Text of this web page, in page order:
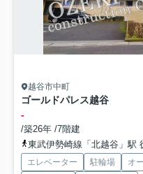
越谷市中町
ゴールドパレス越谷
-
/築26年 /7階建
東武伊勢崎線「北越谷」駅
エレベーター 駐輪場 オ